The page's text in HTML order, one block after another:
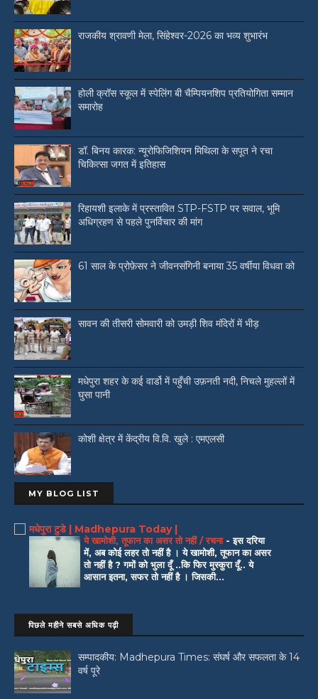
राजकीय श्रावणी मेला, सिंहेश्वर-2026 का भव्य शुभारंभ
होली क्रॉस स्कूल में स्पेलिंग बी चैम्पियनशिप प्रतियोगिता सम्मान
समारोह
डॉ. बिनय कारक: न्यूरोफिजिशियन मिथिला के सपूत ने रचा
चिकित्सा जगत में इतिहास
रिहायशी इलाके में प्रस्तावित STP-FSTP पर सवाल, भूमि
अधिग्रहण से पहले पुनर्विचार की मांग
61 साल के प्रोफ़ेसर ने जीवनसंगिनी बनाया 35 वर्षीया विधवा को
सावन की तीसरी सोमवारी को उमड़ी शिव मंदिरों में भीड़
मधेपुरा शहर के कई वार्डो में पहुँची उफ़नती नदी, निचले मुहल्लों में
घुसा पानी
कोशी क्षेत्र में केंद्रीय वि.वि. खुले : एमएलसी
MY BLOG LIST
मधेपुरा टुडे | Madhepura Today |
ये खामोशी, तूफान का असर तो नहीं / रचना -इस दरिया
में, अब कोई लहर तो नहीं है । ये खामोशी, तूफान का असर
तो नहीं है ? गमों को भुला दूँ ..कि फिर मुस्कुरा दूँ.. ये
आसान इतना, सफर तो नहीं है । जिसकी...
पिछले महीने सबसे अधिक पढ़ी
सम्पादकीय: Madhepura Times: संघर्ष और सफलता के 14
वर्ष पूरे